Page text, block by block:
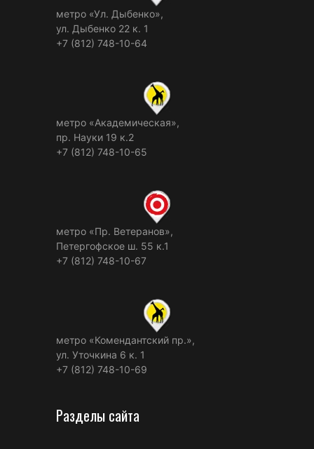
метро «Ул. Дыбенко»,
ул. Дыбенко 22 к. 1
+7 (812) 748-10-64
метро «Академическая»,
пр. Науки 19 к.2
+7 (812) 748-10-65
метро «Пр. Ветеранов»,
Петергофское ш. 55 к.1
+7 (812) 748-10-67
метро «Комендантский пр.»,
ул. Уточкина 6 к. 1
+7 (812) 748-10-69
Разделы сайта